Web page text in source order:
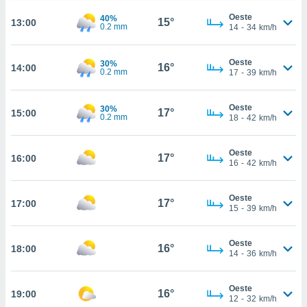
se
o
Puedes
acceder a
13:00
40%
0.2 mm
15°
Oeste
14 - 34 km/h
14:00
30%
0.2 mm
16°
Oeste
17 - 39 km/h
15:00
30%
0.2 mm
17°
Oeste
18 - 42 km/h
16:00 17°
Oeste
16 - 42 km/h
17:00 17°
Oeste
15 - 39 km/h
18:00 16°
Oeste
14 - 36 km/h
19:00 16°
Oeste
12 - 32 km/h